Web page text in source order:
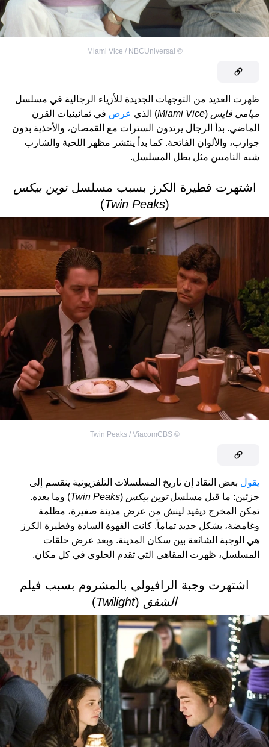
©
Miami Vice / NBCUniversal
ظهرت العديد من التوجهات الجديدة للأزياء الرجالية في مسلسل
ميامي فايس (
Miami Vice) الذي عرض في ثمانينيات القرن
الماضي. بدأ الرجال يرتدون السترات مع القمصان، والأحذية بدون
جوارب، والألوان الفاتحة. كما بدأ ينتشر مظهر اللحية والشارب
شبه الناميين مثل بطل المسلسل.
اشتهرت فطيرة الكرز بسبب مسلسلتوين بيكس
(
Twin Peaks
)
©
Twin Peaks / ViacomCBS
يقول بعض النقاد إن تاريخ المسلسلات التلفزيونية ينقسم إلى
جزئين: ما قبل مسلسلتوين بيكس (
Twin Peaks) وما بعده.
تمكن المخرج ديفيد لينش من عرض مدينة صغيرة، مظلمة
وغامضة، بشكل جديد تماماً. كانت القهوة السادة وفطيرة الكرز
هي الوجبة الشائعة بين سكان المدينة. وبعد عرض حلقات
المسلسل، ظهرت المقاهي التي تقدم الحلوى في كل مكان.
اشتهرت وجبة الرافيولي بالمشروم بسبب فيلم
الشفق (
Twilight
)